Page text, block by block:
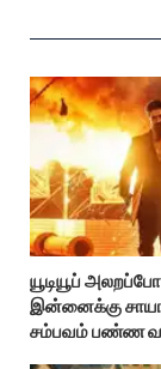
யூடியூப்
இன்னைக்கு
சம்பவம் பண்ண